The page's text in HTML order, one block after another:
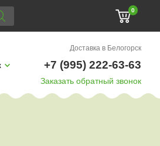
0
Доставка в Белогорск
+7 (995) 222-63-63
Заказать обратный звонок